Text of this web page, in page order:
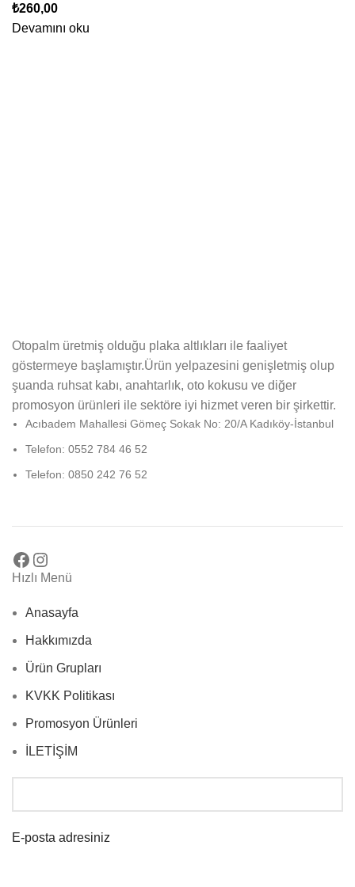
₺260,00
Devamını oku
Otopalm üretmiş olduğu plaka altlıkları ile faaliyet
göstermeye başlamıştır.Ürün yelpazesini genişletmiş olup
şuanda ruhsat kabı, anahtarlık, oto kokusu ve diğer
promosyon ürünleri ile sektöre iyi hizmet veren bir şirkettir.
Acıbadem Mahallesi Gömeç Sokak No: 20/A Kadıköy-İstanbul
Telefon: 0552 784 46 52
Telefon: 0850 242 76 52
Hızlı Menü
Anasayfa
Hakkımızda
Ürün Grupları
KVKK Politikası
Promosyon Ürünleri
İLETİŞİM
E-posta adresiniz